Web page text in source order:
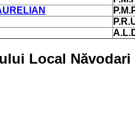
Local Năvodari